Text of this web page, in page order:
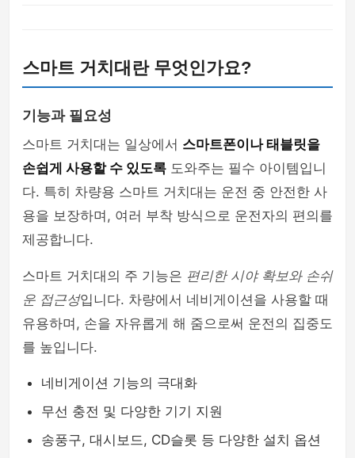
다용도 일상용 거치대
셀카봉 & 블루투스리모컨
스마트 거치대란 무엇인가요?
기능과 필요성
스마트 거치대는 일상에서 스마트폰이나 태블릿을
손쉽게 사용할 수 있도록 도와주는 필수 아이템입니
다. 특히 차량용 스마트 거치대는 운전 중 안전한 사
용을 보장하며, 여러 부착 방식으로 운전자의 편의를
제공합니다.
스마트 거치대의 주 기능은 편리한 시야 확보와 손쉬
운 접근성입니다. 차량에서 네비게이션을 사용할 때
유용하며, 손을 자유롭게 해 줌으로써 운전의 집중도
를 높입니다.
네비게이션 기능의 극대화
무선 충전 및 다양한 기기 지원
송풍구, 대시보드, CD슬롯 등 다양한 설치 옵션